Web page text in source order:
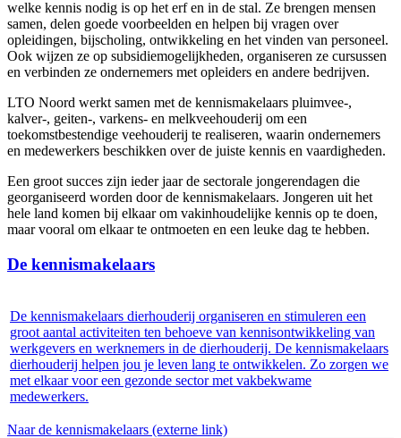
welke kennis nodig is op het erf en in de stal. Ze brengen mensen
samen, delen goede voorbeelden en helpen bij vragen over
opleidingen, bijscholing, ontwikkeling en het vinden van personeel.
Ook wijzen ze op subsidiemogelijkheden, organiseren ze cursussen
en verbinden ze ondernemers met opleiders en andere bedrijven.
LTO Noord werkt samen met de kennismakelaars pluimvee-,
kalver-, geiten-, varkens- en melkveehouderij om een
toekomstbestendige veehouderij te realiseren, waarin ondernemers
en medewerkers beschikken over de juiste kennis en vaardigheden.
Een groot succes zijn ieder jaar de sectorale jongerendagen die
georganiseerd worden door de kennismakelaars. Jongeren uit het
hele land komen bij elkaar om vakinhoudelijke kennis op te doen,
maar vooral om elkaar te ontmoeten en een leuke dag te hebben.
De kennismakelaars
De kennismakelaars dierhouderij organiseren en stimuleren een
groot aantal activiteiten ten behoeve van kennisontwikkeling van
werkgevers en werknemers in de dierhouderij. De kennismakelaars
dierhouderij helpen jou je leven lang te ontwikkelen. Zo zorgen we
met elkaar voor een gezonde sector met vakbekwame
medewerkers.
Naar de kennismakelaars (externe link)